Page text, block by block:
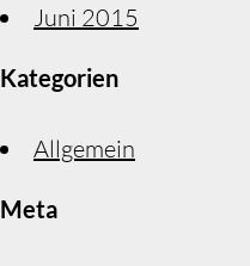
Juni 2015
Kategorien
Allgemein
Meta